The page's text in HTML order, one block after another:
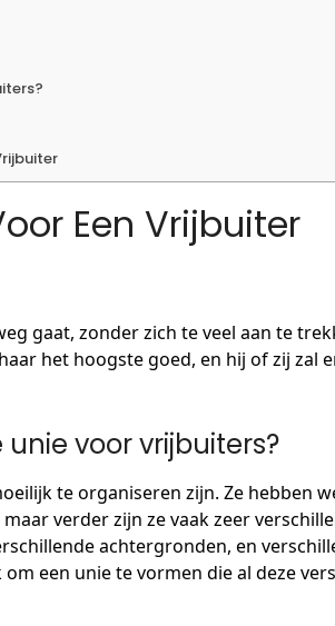
Een Vrijbuiter
gaat, zonder zich te veel aan te
het hoogste goed, en hij of zij zal
voor vrijbuiters?
te organiseren zijn. Ze hebben
verder zijn ze vaak zeer
achtergronden, en
een unie te vormen die al deze